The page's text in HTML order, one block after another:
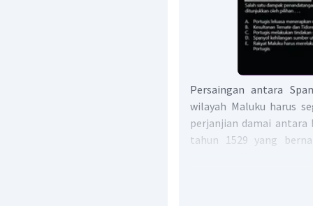
Persaingan antara
wilayah Maluku harus
perjanjian damai antara
tahun 1529 yang
Portugis di Maluku